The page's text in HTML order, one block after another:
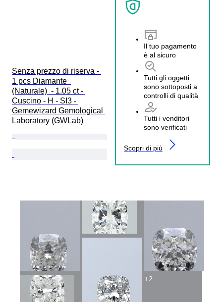
Senza prezzo di riserva -
1 pcs Diamante
(Naturale)  - 1.05 ct -
Cuscino - H - SI3 -
Gemewizard Gemological
Laboratory (GWLab)
Il tuo pagamento
è al sicuro
Tutti gli oggetti
sono sottoposti a
controlli di qualità
Tutti i venditori
sono verificati
Scopri di più
+2